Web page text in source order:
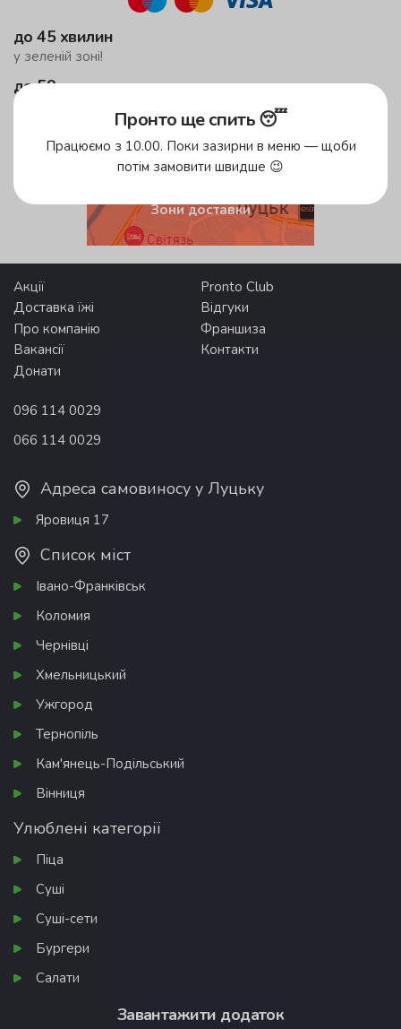
до 45 хвилин
у зеленій зоні!
до 59 хвилин
у жовтій зоні
безкоштовна доставка
від 500 грн
Зони доставки
Акції
Pronto Club
Доставка їжі
Відгуки
Про компанію
Франшиза
Вакансії
Контакти
Донати
096 114 0029
066 114 0029
Адреса самовиносу у Луцьку
Яровиця 17
Список міст
Івано-Франківськ
Коломия
Чернівці
Хмельницький
Ужгород
Тернопіль
Кам'янець-Подільський
Вінниця
Улюблені категорії
Піца
Суші
Суші-сети
Бургери
Салати
Завантажити додаток
Пронто ще спить 😴
Працюємо з 10.00. Поки зазирни в меню — щоби
потім замовити швидше 😉